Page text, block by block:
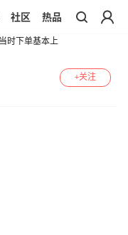
社区 热品
+关注